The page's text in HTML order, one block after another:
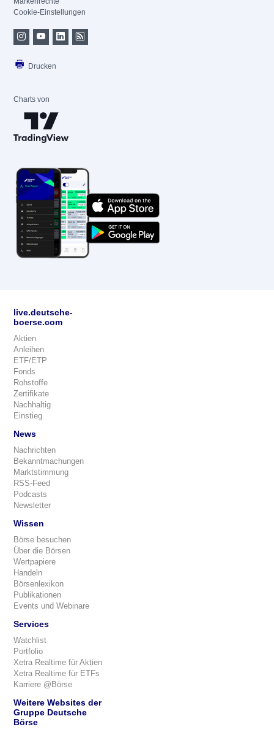
Cookie-Einstellungen
Drucken
Charts von
live.deutsche-
boerse.com
Aktien
Anleihen
ETF/ETP
Fonds
Rohstoffe
Zertifikate
Nachhaltig
Einstieg
News
Nachrichten
Bekanntmachungen
Marktstimmung
RSS-Feed
Podcasts
Newsletter
Wissen
Börse besuchen
Über die Börsen
Wertpapiere
Handeln
Börsenlexikon
Publikationen
Events und Webinare
Services
Watchlist
Portfolio
Xetra Realtime für Aktien
Xetra Realtime für ETFs
Karriere @Börse
Weitere Websites der
Gruppe Deutsche
Börse